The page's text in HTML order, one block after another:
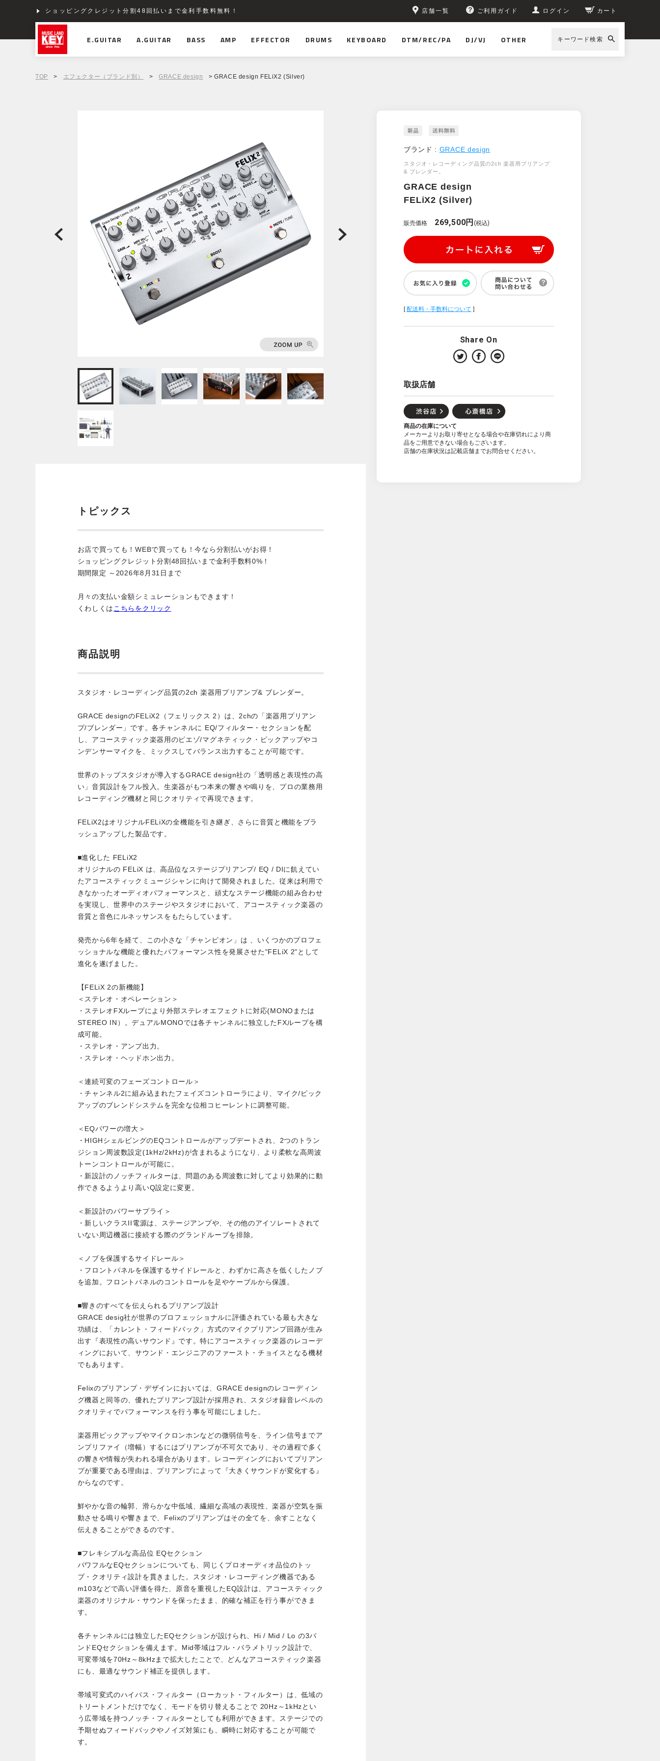
ショッピングクレジット分割48回払いまで金利手数料無料！ 店舗一覧 ご利用ガイド ログイン カート
E.GUITAR A.GUITAR BASS AMP EFFECTOR DRUMS KEYBOARD DTM/REC/PA DJ/VJ OTHER キーワード検索
TOP > エフェクター（ブランド別） > GRACE design > GRACE design FELiX2 (Silver)
ブランド : GRACE design
スタジオ・レコーディング品質の2ch 楽器用プリアンプ
& ブレンダー。
GRACE design
FELiX2 (Silver)
販売価格 269,500円(税込)
[配送料・手数料について ]
Share On
取扱店舗
商品の在庫について
メーカーよりお取り寄せとなる場合や在庫切れにより商
品をご用意できない場合もございます。
店舗の在庫状況は記載店舗までお問合せください。
トピックス
お店で買っても！WEBで買っても！今なら分割払いがお得！
ショッピングクレジット分割48回払いまで金利手数料0%！
期間限定 ～2026年8月31日まで
月々の支払い金額シミュレーションもできます！
くわしくは こちらをクリック
商品説明
スタジオ・レコーディング品質の2ch 楽器用プリアンプ& ブレンダー。
GRACE designのFELiX2（フェリックス 2）は、2chの「楽器用プリアン
プ/ブレンダー」です。各チャンネルに EQ/フィルター・セクションを配
し、アコースティック楽器用のピエゾ/マグネティック・ピックアップやコ
ンデンサーマイクを、ミックスしてバランス出力することが可能です。
世界のトップスタジオが導入するGRACE design社の「透明感と表現性の高
い」音質設計をフル投入。生楽器がもつ本来の響きや鳴りを、プロの業務用
レコーディング機材と同じクオリティで再現できます。
FELiX2はオリジナルFELiXの全機能を引き継ぎ、さらに音質と機能をブラ
ッシュアップした製品です。
■進化した FELiX2
オリジナルの FELiX は、高品位なステージプリアンプ/ EQ / DIに飢えてい
たアコースティックミュージシャンに向けて開発されました。従来は利用で
きなかったオーディオパフォーマンスと、頑丈なステージ機能の組み合わせ
を実現し、世界中のステージやスタジオにおいて、アコースティック楽器の
音質と音色にルネッサンスをもたらしています。
発売から6年を経て、この小さな「チャンピオン」は 、いくつかのプロフェ
ッショナルな機能と優れたパフォーマンス性を発展させた"FELiX 2"として
進化を遂げました。
【FELiX 2の新機能】
＜ステレオ・オペレーション＞
・ステレオFXループにより外部ステレオエフェクトに対応(MONOまたは
STEREO IN）。デュアルMONOでは各チャンネルに独立したFXループを構
成可能。
・ステレオ・アンプ出力。
・ステレオ・ヘッドホン出力。
＜連続可変のフェーズコントロール＞
・チャンネル2に組み込まれたフェイズコントローラにより、マイク/ピック
アップのブレンドシステムを完全な位相コヒーレントに調整可能。
＜EQパワーの増大＞
・HIGHシェルビングのEQコントロールがアップデートされ、2つのトラン
ジション周波数設定(1kHz/2kHz)が含まれるようになり、より柔軟な高周波
トーンコントロールが可能に。
・新設計のノッチフィルターは、問題のある周波数に対してより効果的に動
作できるようより高いQ設定に変更。
＜新設計のパワーサプライ＞
・新しいクラスII電源は、ステージアンプや、その他のアイソレートされて
いない周辺機器に接続する際のグランドループを排除。
＜ノブを保護するサイドレール＞
・フロントパネルを保護するサイドレールと、わずかに高さを低くしたノブ
を追加。フロントパネルのコントロールを足やケーブルから保護。
■響きのすべてを伝えられるプリアンプ設計
GRACE desig社が世界のプロフェッショナルに評価されている最も大きな
功績は、「カレント・フィードバック」方式のマイクプリアンプ回路が生み
出す『表現性の高いサウンド』です。特にアコースティック楽器のレコーデ
ィングにおいて、サウンド・エンジニアのファースト・チョイスとなる機材
でもあります。
Felixのプリアンプ・デザインにおいては、GRACE designのレコーディン
グ機器と同等の、優れたプリアンプ設計が採用され、スタジオ録音レベルの
クオリティでパフォーマンスを行う事を可能にしました。
楽器用ピックアップやマイクロンホンなどの微弱信号を、ライン信号までア
ンプリファイ（増幅）するにはプリアンプが不可欠であり、その過程で多く
の響きや情報が失われる場合があります。レコーディングにおいてプリアン
プが重要である理由は、プリアンプによって『大きくサウンドが変化する』
からなのです。
鮮やかな音の輪郭、滑らかな中低域、繊細な高域の表現性、楽器が空気を振
動させる鳴りや響きまで、Felixのプリアンプはその全てを、余すことなく
伝えきることができるのです。
■フレキシブルな高品位 EQセクション
パワフルなEQセクションについても、同じくプロオーディオ品位のトッ
プ・クオリティ設計を貫きました。スタジオ・レコーディング機器である
m103などで高い評価を得た、原音を重視したEQ設計は、アコースティック
楽器のオリジナル・サウンドを保ったまま、的確な補正を行う事ができま
す。
各チャンネルには独立したEQセクションが設けられ、Hi / Mid / Lo の3バ
ンドEQセクションを備えます。Mid帯域はフル・パラメトリック設計で、
可変帯域を70Hz～8kHzまで拡大したことで、どんなアコースティック楽器
にも、最適なサウンド補正を提供します。
帯域可変式のハイパス・フィルター（ローカット・フィルター）は、低域の
トリートメントだけでなく、モードを切り替えることで 20Hz～1kHzとい
う広帯域を持つノッチ・フィルターとしても利用ができます。ステージでの
予期せぬフィードバックやノイズ対策にも、瞬時に対応することが可能で
す。